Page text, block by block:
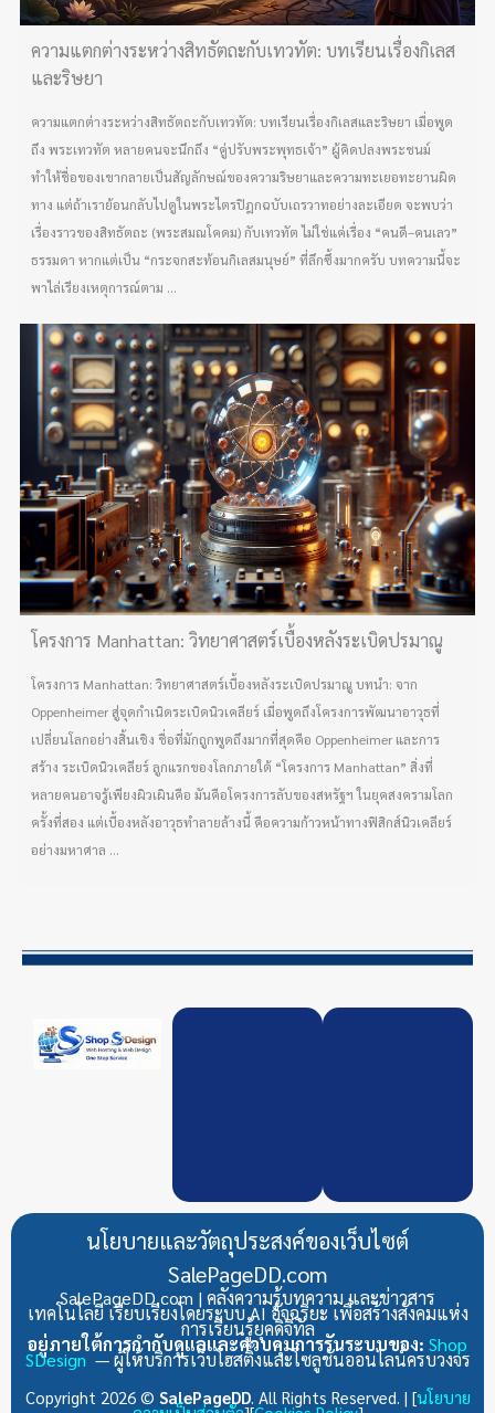
ความแตกต่างระหว่างสิทธัตถะกับเทวทัต: บทเรียนเรื่องกิเลส
และริษยา
ความแตกต่างระหว่างสิทธัตถะกับเทวทัต: บทเรียนเรื่องกิเลสและริษยา เมื่อพูด
ถึง พระเทวทัต หลายคนจะนึกถึง “คู่ปรับพระพุทธเจ้า” ผู้คิดปลงพระชนม์
ทำให้ชื่อของเขากลายเป็นสัญลักษณ์ของความริษยาและความทะเยอทะยานผิด
ทาง แต่ถ้าเราย้อนกลับไปดูในพระไตรปิฎกฉบับเถรวาทอย่างละเอียด จะพบว่า
เรื่องราวของสิทธัตถะ (พระสมณโคดม) กับเทวทัต ไม่ใช่แค่เรื่อง “คนดี–คนเลว”
ธรรมดา หากแต่เป็น “กระจกสะท้อนกิเลสมนุษย์” ที่ลึกซึ้งมากครับ บทความนี้จะ
พาไล่เรียงเหตุการณ์ตาม ...
โครงการ Manhattan: วิทยาศาสตร์เบื้องหลังระเบิดปรมาณู
โครงการ Manhattan: วิทยาศาสตร์เบื้องหลังระเบิดปรมาณู บทนำ: จาก
Oppenheimer สู่จุดกำเนิดระเบิดนิวเคลียร์ เมื่อพูดถึงโครงการพัฒนาอาวุธที่
เปลี่ยนโลกอย่างสิ้นเชิง ชื่อที่มักถูกพูดถึงมากที่สุดคือ Oppenheimer และการ
สร้าง ระเบิดนิวเคลียร์ ลูกแรกของโลกภายใต้ “โครงการ Manhattan” สิ่งที่
หลายคนอาจรู้เพียงผิวเผินคือ มันคือโครงการลับของสหรัฐฯ ในยุคสงครามโลก
ครั้งที่สอง แต่เบื้องหลังอาวุธทำลายล้างนี้ คือความก้าวหน้าทางฟิสิกส์นิวเคลียร์
อย่างมหาศาล ...
นโยบายและวัตถุประสงค์ของเว็บไซต์
SalePageDD.com
SalePageDD.com | คลังความรู้บทความ และข่าวสาร
เทคโนโลยี เรียบเรียงโดยระบบ AI อัจฉริยะ เพื่อสร้างสังคมแห่ง
การเรียนรู้ยุคดิจิทัล
อยู่ภายใต้การกำกับดูแลและควบคุมการรันระบบของ: Shop
SDesign — ผู้ให้บริการเว็บโฮสติ้งและโซลูชันออนไลน์ครบวงจร
Copyright 2026 © SalePageDD. All Rights Reserved. | [นโยบาย